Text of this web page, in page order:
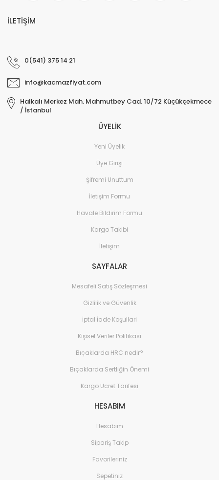
İLETİŞİM
0(541) 375 14 21
info@kacmazfiyat.com
Halkalı Merkez Mah. Mahmutbey Cad. 10/72 Küçükçekmece
/ İstanbul
ÜYELİK
Yeni Üyelik
Üye Girişi
Şifremi Unuttum
İletişim Formu
Havale Bildirim Formu
Kargo Takibi
İletişim
SAYFALAR
Mesafeli Satış Sözleşmesi
Gizlilik ve Güvenlik
İptal İade Koşullari
Kişisel Veriler Politikası
Bıçaklarda HRC nedir?
Bıçaklarda Sertliğin Önemi
Kargo Ücret Tarifesi
HESABIM
Hesabım
Sipariş Takip
Favorileriniz
Sepetiniz